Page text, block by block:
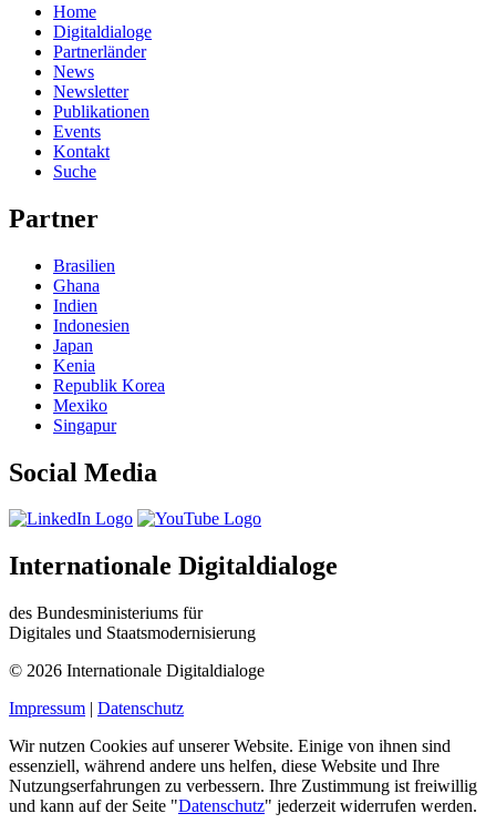
Home
Digitaldialoge
Partnerländer
News
Newsletter
Publikationen
Events
Kontakt
Suche
Partner
Brasilien
Ghana
Indien
Indonesien
Japan
Kenia
Republik Korea
Mexiko
Singapur
Social Media
Internationale Digitaldialoge
des Bundesministeriums für
Digitales und Staatsmodernisierung
© 2026 Internationale Digitaldialoge
Impressum | Datenschutz
Wir nutzen Cookies auf unserer Website. Einige von ihnen sind
essenziell, während andere uns helfen, diese Website und Ihre
Nutzungserfahrungen zu verbessern. Ihre Zustimmung ist freiwillig
und kann auf der Seite "Datenschutz" jederzeit widerrufen werden.